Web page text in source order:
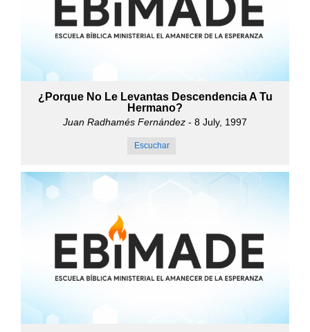
¿Porque No Le Levantas Descendencia A Tu
Hermano?
Juan Radhamés Fernández - 8 July, 1997
Escuchar